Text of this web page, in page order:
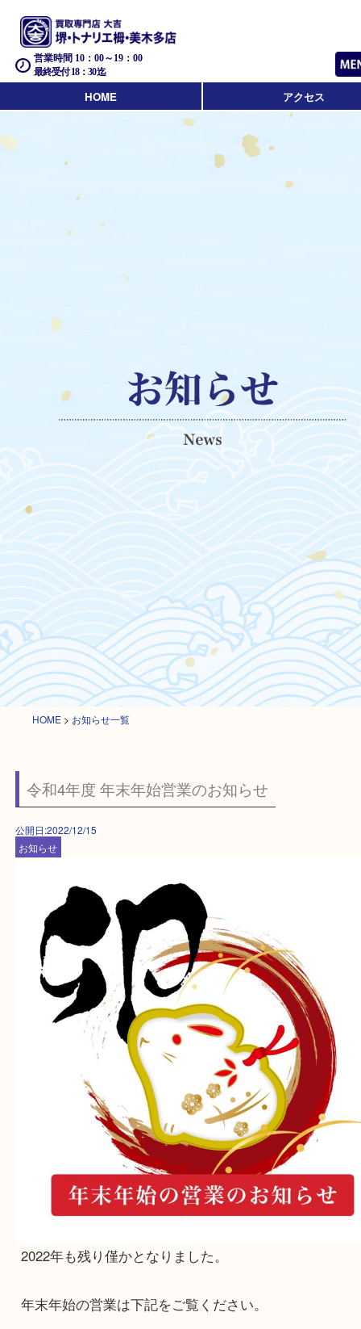
営業時間 10：00～19：00
最終受付 18：30迄
HOME アクセス
令和4年度 年末年始営業のお知らせ
公開日:2022/12/15
お知らせ